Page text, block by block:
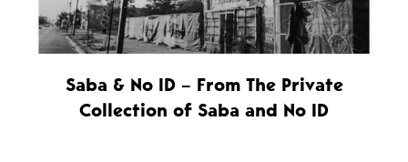
Saba & No ID – From The Private
Collection of Saba and No ID